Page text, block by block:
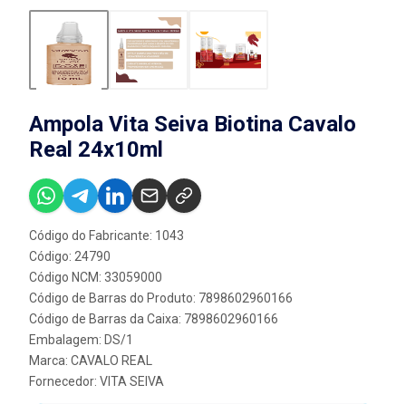
Ampola Vita Seiva Biotina Cavalo
Real 24x10ml
Código do Fabricante: 1043
Código: 24790
Código NCM: 33059000
Código de Barras do Produto: 7898602960166
Código de Barras da Caixa: 7898602960166
Embalagem: DS/1
Marca: CAVALO REAL
Fornecedor: VITA SEIVA